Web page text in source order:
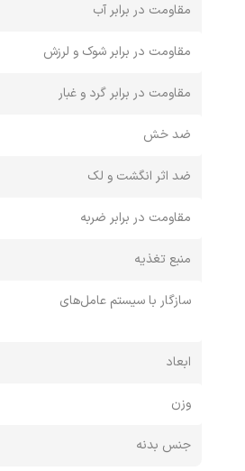
مقاومت در برابر آب
مقاومت در برابر شوک و لرزش
مقاومت در برابر گرد و غبار
ضد خش
ضد اثر انگشت و لک
مقاومت در برابر ضربه
منبع تغذیه
سازگار با سیستم عامل‌های
ابعاد
وزن
جنس بدنه